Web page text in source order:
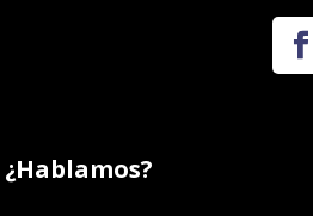
¿Hablamos?